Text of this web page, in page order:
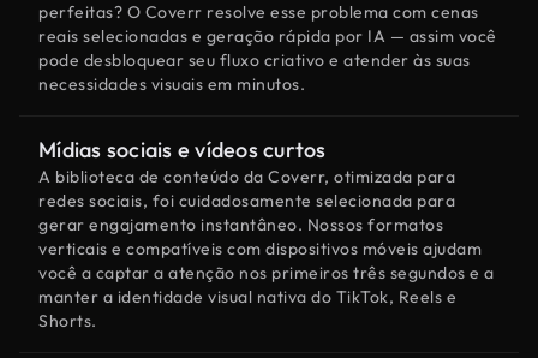
perfeitas? O Coverr resolve esse problema com cenas
reais selecionadas e geração rápida por IA — assim você
pode desbloquear seu fluxo criativo e atender às suas
necessidades visuais em minutos.
Mídias sociais e vídeos curtos
A biblioteca de conteúdo da Coverr, otimizada para
redes sociais, foi cuidadosamente selecionada para
gerar engajamento instantâneo. Nossos formatos
verticais e compatíveis com dispositivos móveis ajudam
você a captar a atenção nos primeiros três segundos e a
manter a identidade visual nativa do TikTok, Reels e
Shorts.